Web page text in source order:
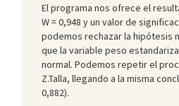
El programa nos ofrece el
W = 0,948 y un valor de
podemos rechazar la hipótesis
que la variable peso
normal. Podemos repetir el
Z.Talla, llegando a la misma
0,882).